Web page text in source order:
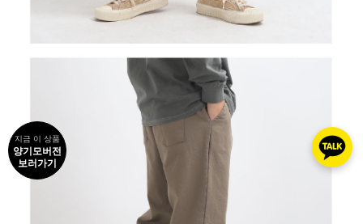
지금 이 상품
양기모버전
보러가기